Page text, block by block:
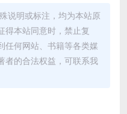
说明或标注，均为本站原
得本站同意时，禁止复
任何网站、书籍等各类媒
者的合法权益，可联系我